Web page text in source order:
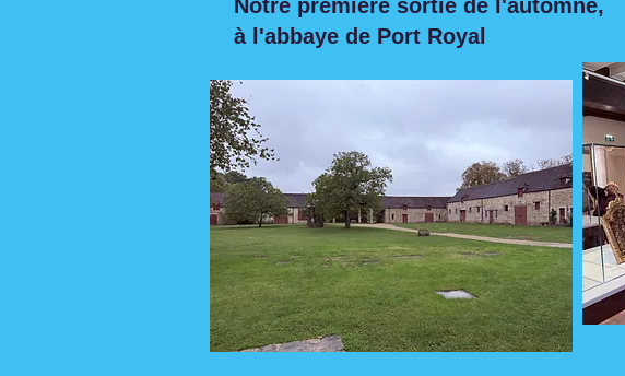
Notre première sortie de l'automne,
à l'abbaye de Port Royal